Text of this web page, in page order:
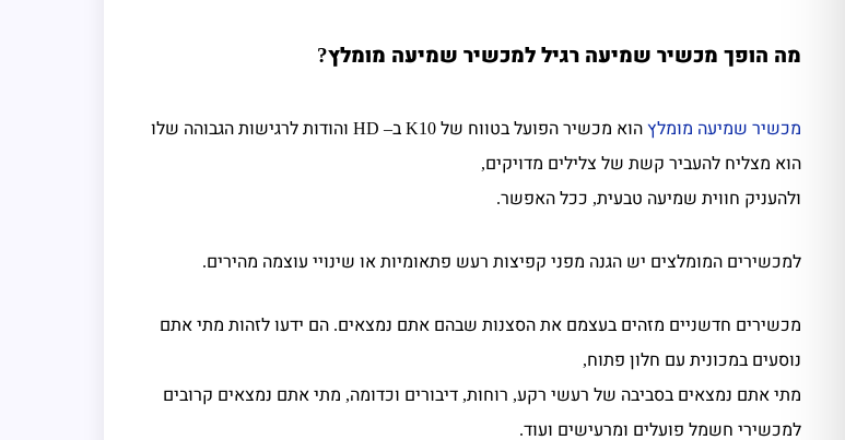
מה הופך מכשיר שמיעה רגיל למכשיר שמיעה מומלץ?
מכשיר שמיעה מומלץהוא מכשיר הפועל בטווח של K10 ב– HD
והודות לרגישות הגבוהה שלו
הוא מצליח להעביר קשת של צלילים מדויקים,
ולהעניק חווית שמיעה טבעית, ככל האפשר.
למכשירים המומלצים יש הגנה מפני קפיצות רעש פתאומיות או שינויי עוצמה מהירים.
מכשירים חדשניים מזהים בעצמם את הסצנות שבהם אתם נמצאים. הם ידעו לזהות מתי אתם
נוסעים במכונית עם חלון פתוח,
מתי אתם נמצאים בסביבה של רעשי רקע, רוחות, דיבורים וכדומה, מתי אתם נמצאים קרובים
למכשירי חשמל פועלים ומרעישים ועוד.